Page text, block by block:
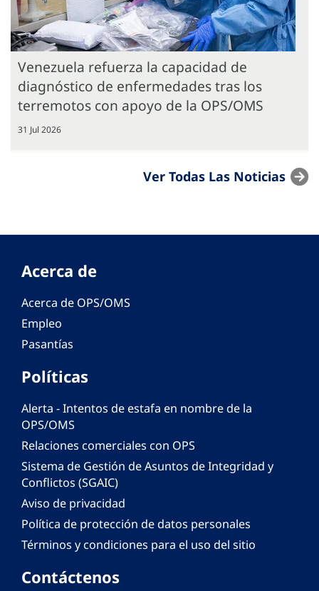
Venezuela refuerza la capacidad de
diagnóstico de enfermedades tras los
terremotos con apoyo de la OPS/OMS
31 Jul 2026
Ver Todas Las Noticias
Acerca de
Acerca de OPS/OMS
Empleo
Pasantías
Políticas
Alerta - Intentos de estafa en nombre de la
OPS/OMS
Relaciones comerciales con OPS
Sistema de Gestión de Asuntos de Integridad y
Conflictos (SGAIC)
Aviso de privacidad
Política de protección de datos personales
Términos y condiciones para el uso del sitio
Contáctenos